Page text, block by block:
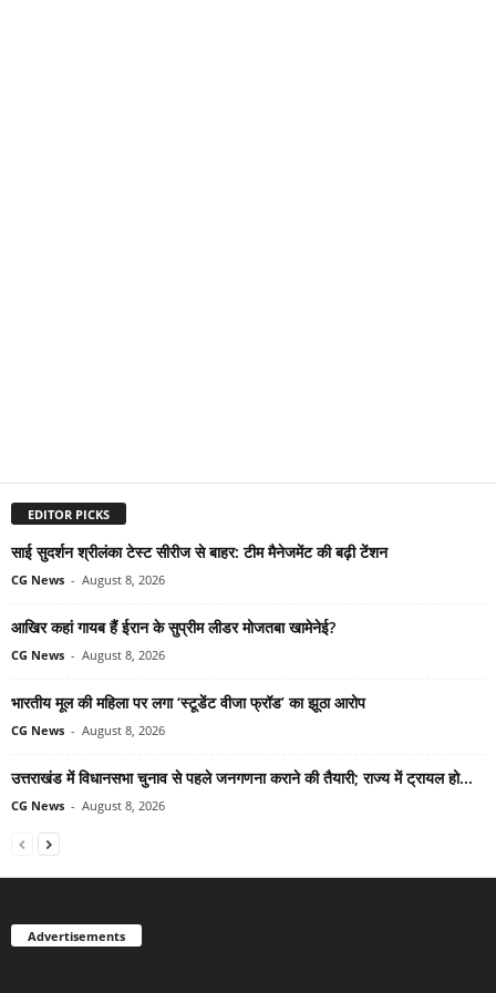
EDITOR PICKS
साई सुदर्शन श्रीलंका टेस्ट सीरीज से बाहर: टीम मैनेजमेंट की बढ़ी टेंशन
CG News - August 8, 2026
आखिर कहां गायब हैं ईरान के सुप्रीम लीडर मोजतबा खामेनेई?
CG News - August 8, 2026
भारतीय मूल की महिला पर लगा ‘स्टूडेंट वीजा फ्रॉड’ का झूठा आरोप
CG News - August 8, 2026
उत्तराखंड में विधानसभा चुनाव से पहले जनगणना कराने की तैयारी; राज्य में ट्रायल हो...
CG News - August 8, 2026
Advertisements